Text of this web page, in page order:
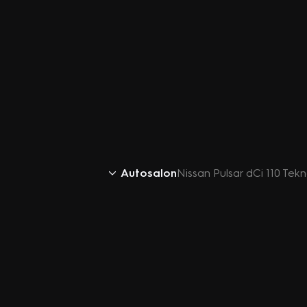
AutosalonNissan Pulsar dCi 110